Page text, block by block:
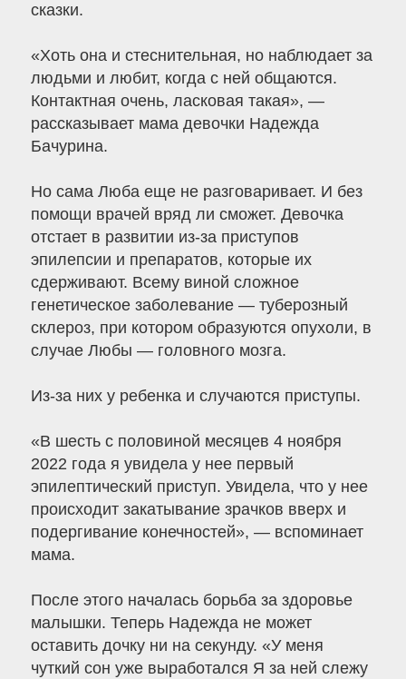
сказки.
«Хоть она и стеснительная, но наблюдает за
людьми и любит, когда с ней общаются.
Контактная очень, ласковая такая», —
рассказывает мама девочки Надежда
Бачурина.
Но сама Люба еще не разговаривает. И без
помощи врачей вряд ли сможет. Девочка
отстает в развитии из-за приступов
эпилепсии и препаратов, которые их
сдерживают. Всему виной сложное
генетическое заболевание — туберозный
склероз, при котором образуются опухоли, в
случае Любы — головного мозга.
Из-за них у ребенка и случаются приступы.
«В шесть с половиной месяцев 4 ноября
2022 года я увидела у нее первый
эпилептический приступ. Увидела, что у нее
происходит закатывание зрачков вверх и
подергивание конечностей», — вспоминает
мама.
После этого началась борьба за здоровье
малышки. Теперь Надежда не может
оставить дочку ни на секунду. «У меня
чуткий сон уже выработался Я за ней слежу